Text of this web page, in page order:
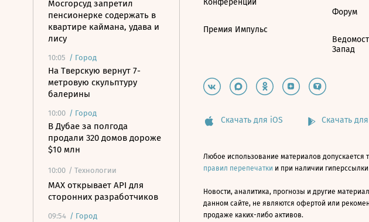
Мосгорсуд запретил
пенсионерке содержать в
квартире каймана, удава и
лису
10:05 / Город
На Тверскую вернут 7-
метровую скульптуру
балерины
10:00 / Город
В Дубае за полгода
продали 320 домов дороже
$10 млн
10:00 / Технологии
MAX открывает API для
сторонних разработчиков
09:54 / Город
Конференции
Премия Импульс
Форум
Запад
Скачать для iOS Скачать
Любое использование материалов допускается
правил перепечатки и при наличии
Новости, аналитика, прогнозы и другие
данном сайте, не являются офертой или
продаже каких-либо активов.